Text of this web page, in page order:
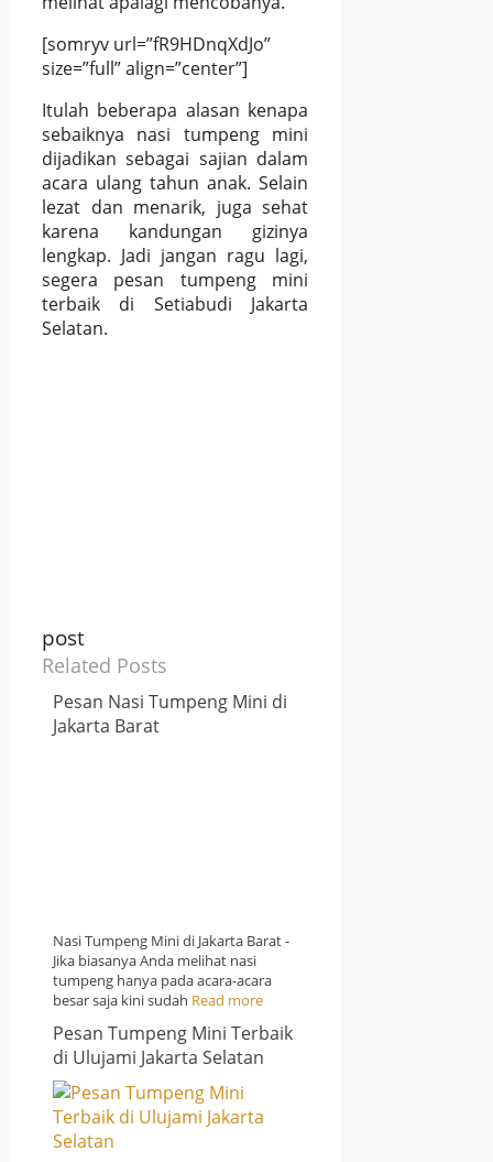
[somryv url=”fR9HDnqXdJo”
size=”full” align=”center”]
Itulah beberapa alasan kenapa
sebaiknya nasi tumpeng mini
dijadikan sebagai sajian dalam
acara ulang tahun anak. Selain
lezat dan menarik, juga sehat
karena kandungan gizinya
lengkap. Jadi jangan ragu lagi,
segera pesan tumpeng mini
terbaik di Setiabudi Jakarta
Selatan.
post
Related Posts
Pesan Nasi Tumpeng Mini di
Jakarta Barat
Nasi Tumpeng Mini di Jakarta Barat -
Jika biasanya Anda melihat nasi
tumpeng hanya pada acara-acara
besar saja kini sudah Read more
Pesan Tumpeng Mini Terbaik
di Ulujami Jakarta Selatan